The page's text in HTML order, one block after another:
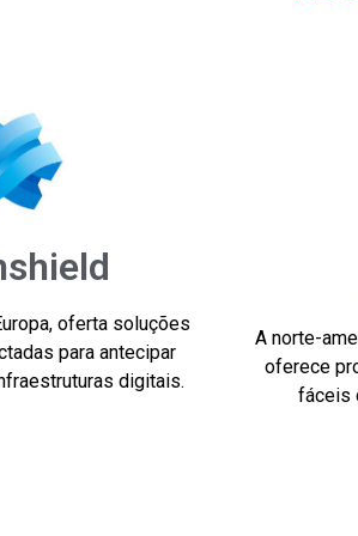
oferta soluções
para antecipar
digitais.
A norte-
oferece
fáceis